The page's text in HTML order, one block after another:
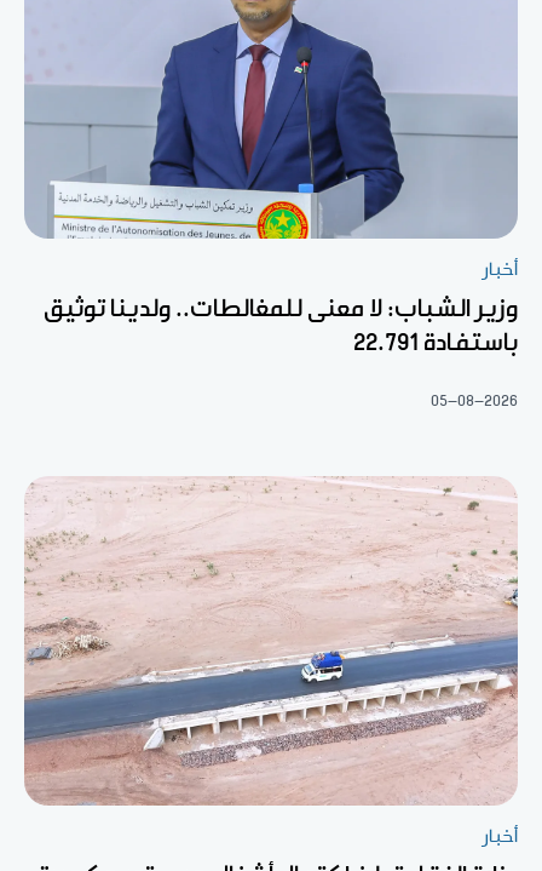
أخبار
وزير الشباب: لا معنى للمغالطات.. ولدينا توثيق
باستفادة 22.791
05-08-2026
أخبار